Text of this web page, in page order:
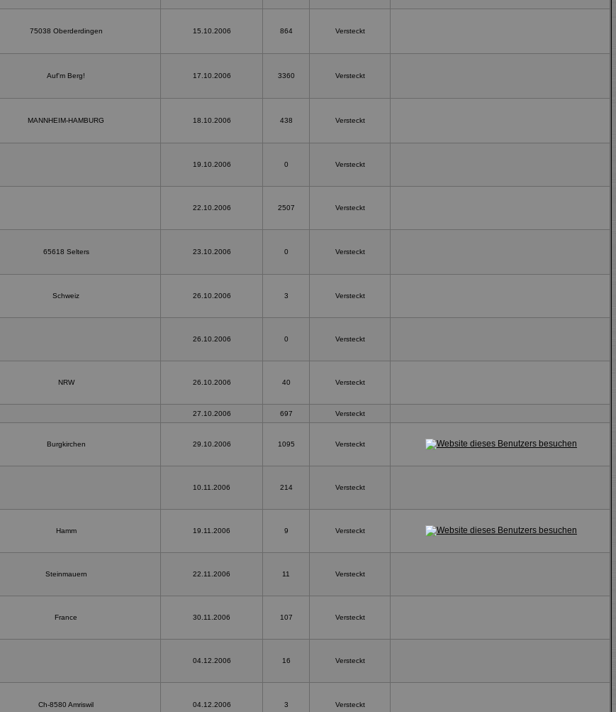
75038 Oberderdingen 15.10.2006 864 Versteckt
Auf'm Berg! 17.10.2006 3360 Versteckt
MANNHEIM-HAMBURG 18.10.2006 438 Versteckt
19.10.2006 0 Versteckt
22.10.2006 2507 Versteckt
65618 Selters 23.10.2006 0 Versteckt
Schweiz 26.10.2006 3 Versteckt
26.10.2006 0 Versteckt
NRW 26.10.2006 40 Versteckt
27.10.2006 697 Versteckt
Burgkirchen 29.10.2006 1095 Versteckt
10.11.2006 214 Versteckt
Hamm 19.11.2006 9 Versteckt
Steinmauern 22.11.2006 11 Versteckt
France 30.11.2006 107 Versteckt
04.12.2006 16 Versteckt
Ch-8580 Amriswil 04.12.2006 3 Versteckt